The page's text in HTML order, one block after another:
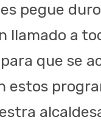
pegue
llamado a
que se
estos